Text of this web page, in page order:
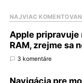
NAJVIAC
Apple pripravuje
RAM, zrejme sa
3 komentáre